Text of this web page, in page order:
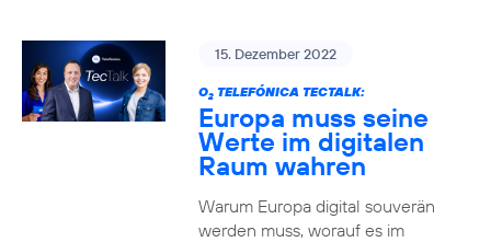
15. Dezember 2022
O2TELEFÓNICA TECTALK:
Europa muss seine
Werte im digitalen
Raum wahren
Warum Europa digital souverän
werden muss, worauf es im